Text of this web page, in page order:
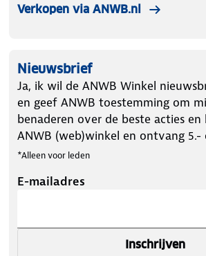
erbij tekenen. Kortom: het had fijn geweest als de
verwachten.
Verkopen via ANWB.nl
Nieuwsbrief
Ja, ik wil de ANWB Winkel
en geef ANWB toestemming om
benaderen over de beste acties
ANWB (web)winkel en ontvang 5.-
*Alleen voor leden
E-mailadres
Inschrijven